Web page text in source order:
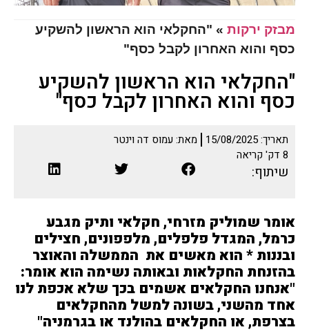
מבזק ירקות » "החקלאי הוא הראשון להשקיע
כסף והוא האחרון לקבל כסף"
"החקלאי הוא הראשון להשקיע
כסף והוא האחרון לקבל כסף"
תאריך:15/08/2025 מאת: עמוס דה וינטר
8 דק' קריאה
שיתוף:
אומר שמוליק מזרחי, חקלאי ותיק מגבע
כרמל, המגדל פלפלים, מלפפונים, חצילים
ובננות * הוא מאשים את הממשלה והאוצר
בהזנחת החקלאות ובאותה נשימה הוא אומר:
"אנחנו החקלאים אשמים בכך שלא אכפת לנו
אחד מהשני, בשונה למשל מהחקלאים
בצרפת, או החקלאים בהולנד או בגרמניה"